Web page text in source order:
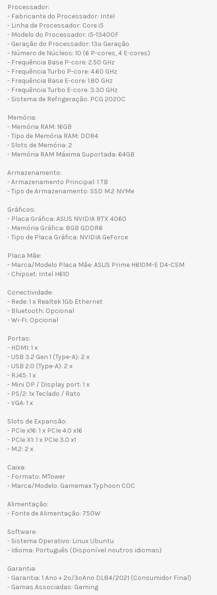
Processador:
- Fabricante do Processador: Intel
- Linha de Processador: Core i5
- Modelo do Processador: i5-13400F
- Geração do Processador: 13ª Geração
- Número de Núcleos: 10 (6 P-cores, 4 E-cores)
- Frequência Base P-core: 2.50 GHz
- Frequência Turbo P-core: 4.60 GHz
- Frequência Base E-core: 1.80 GHz
- Frequência Turbo E-core: 3.30 GHz
- Sistema de Refrigeração: PCG 2020C
Memória:
- Memória RAM: 16GB
- Tipo de Memória RAM: DDR4
- Slots de Memória: 2
- Memória RAM Máxima Suportada: 64GB
Armazenamento:
- Armazenamento Principal: 1 TB
- Tipo de Armazenamento: SSD M.2 NVMe
Gráficos:
- Placa Gráfica: ASUS NVIDIA RTX 4060
- Memória Gráfica: 8GB GDDR6
- Tipo de Placa Gráfica: NVIDIA GeForce
Placa Mãe:
- Marca/Modelo Placa Mãe: ASUS Prime H610M-E D4-CSM
- Chipset: Intel H610
Conectividade:
- Rede: 1 x Realtek 1Gb Ethernet
- Bluetooth: Opcional
- Wi-Fi: Opcional
Portas:
- HDMI: 1 x
- USB 3.2 Gen 1 (Type-A): 2 x
- USB 2.0 (Type-A): 2 x
- RJ45: 1 x
- Mini DP / Display port: 1 x
- PS/2: 1x Teclado / Rato
- VGA: 1 x
Slots de Expansão:
- PCIe x16: 1 x PCIe 4.0 x16
- PCIe X1: 1 x PCIe 3.0 x1
- M.2: 2 x
Caixa:
- Formato: MTower
- Marca/Modelo: Gamemax Typhoon COC
Alimentação:
- Fonte de Alimentação: 750W
Software:
- Sistema Operativo: Linux Ubuntu
- Idioma: Português (Disponível noutros idiomas)
Garantia:
- Garantia: 1 Ano + 2º/3ºAno DL84/2021 (Consumidor Final)
- Gamas Associadas: Gaming